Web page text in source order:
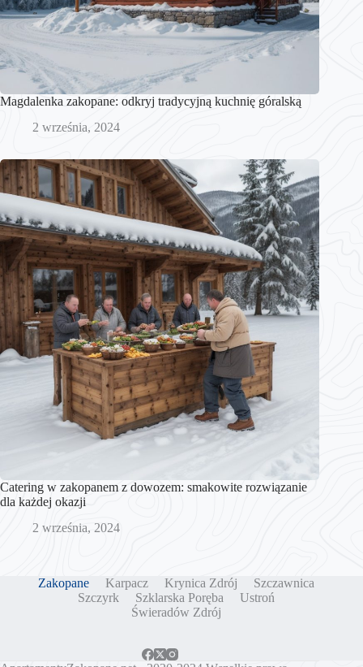
Magdalenka zakopane: odkryj tradycyjną kuchnię góralską
2 września, 2024
Catering w zakopanem z dowozem: smakowite rozwiązanie
dla każdej okazji
2 września, 2024
Zakopane Karpacz Krynica Zdrój
Szczawnica
Szczyrk
Szklarska Poręba
Ustroń
Świeradów Zdrój